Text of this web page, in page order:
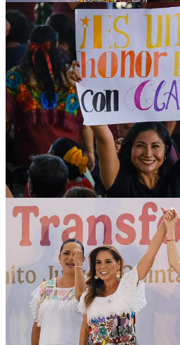
Agradeció y valoró profundamente la
infraestructura, en salud, programas
ciencia, el apoyo para combatir el
originarios, el fortalecimiento a los
especial, a las y los quintanarroenses
“Gracias por continuar con el gran
significa desarrollo y oportunidades
por el Polo de Desarrollo para el
estado ha requerido desde hace
crecimiento, en especial en el sur; esto
proyecto que es el Plan México. Y
la construcción de un estado más
titular del Ejecutivo Estatal.
En un ambiente festivo, en el que las y